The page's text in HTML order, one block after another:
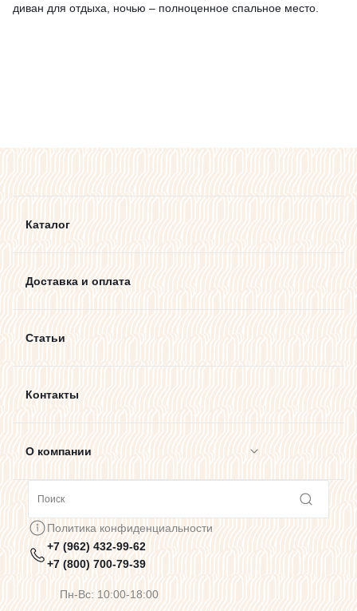
диван для отдыха, ночью – полноценное спальное место.
Каталог
Доставка и оплата
Статьи
Контакты
О компании
Предупреждения о цветопередаче
Политика конфиденциальности
+7 (962) 432-99-62
+7 (800) 700-79-39
Пн-Вс: 10:00-18:00